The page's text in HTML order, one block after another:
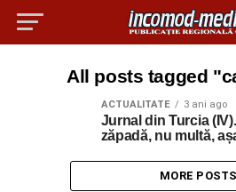
All posts tagged
ACTUALITATE 3 ani ago
Jurnal din Turcia
zăpadă, nu multă,
MORE POSTS